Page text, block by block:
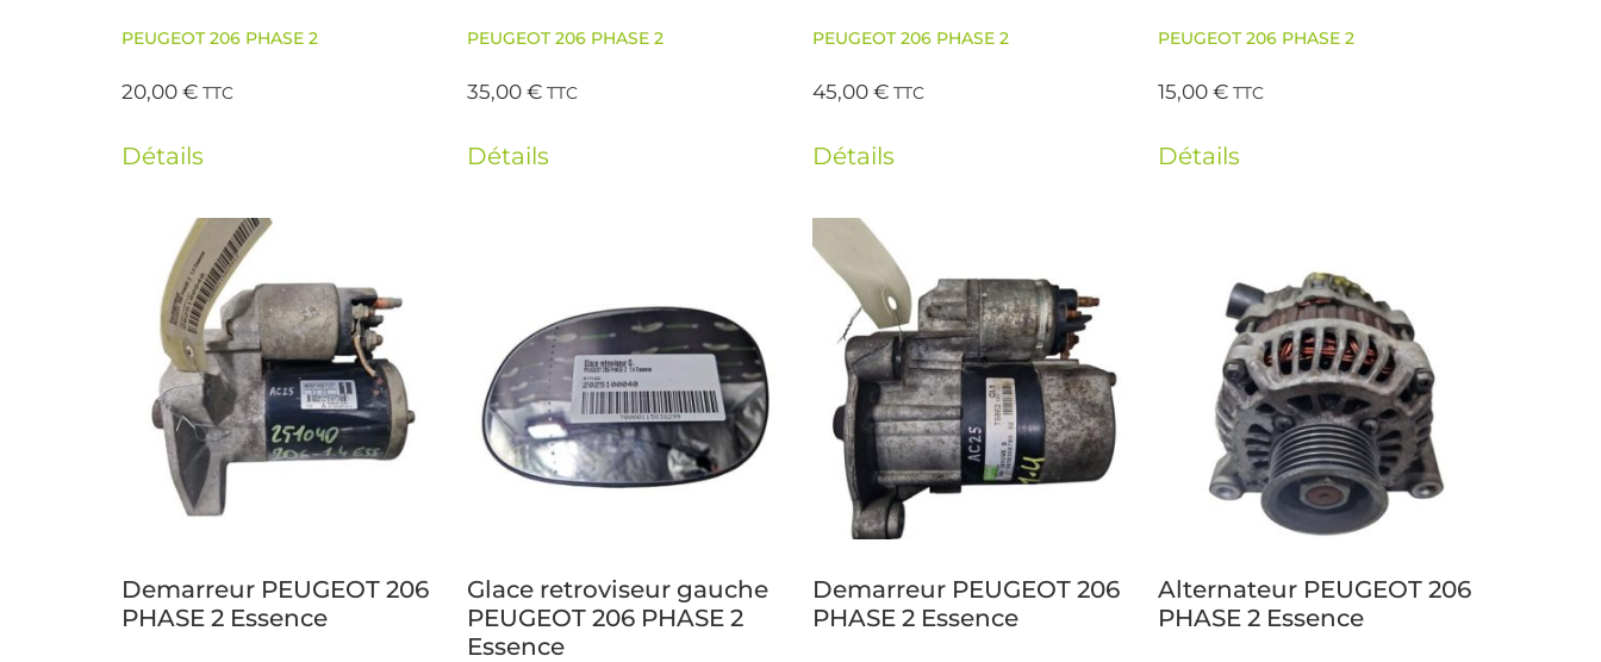
PEUGEOT 206 PHASE 2
20,00€ TTC
Détails
PEUGEOT 206 PHASE 2
35,00€ TTC
Détails
PEUGEOT 206 PHASE 2
45,00€ TTC
Détails
PEUGEOT 206 PHASE 2
15,00€ TTC
Détails
Demarreur PEUGEOT 206
PHASE 2 Essence
Glace retroviseur gauche
PEUGEOT 206 PHASE 2
Essence
Demarreur PEUGEOT 206
PHASE 2 Essence
Alternateur PEUGEOT 206
PHASE 2 Essence